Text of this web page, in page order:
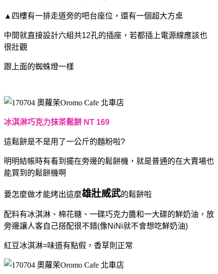
▲四樓有一排走道旁的吧台座位，還有一個超大方桌
中間就直接設計六組共12孔的插座，若都插上電源線應該也
很壯觀
跟上面的蜘蛛燈一樣
冰淇淋巧克力抹茶鬆餅 NT 169
這鬆餅是不是用了一公斤的麵粉啦?
明明結帳時有看到擺在旁邊的鬆餅機，就是普通的在大賣場也
能買到的鬆餅機啊
要怎麼做才能烤出這麼雄壯威武的鬆餅啦
配料有冰淇淋、棉花糖、一碟巧克力醬和一大碟的鮮奶油，放
旁邊讓人客自己搭配很不錯(像NiNi就不會想吃鮮奶油)
紅豆冰淇淋=味道有點假， 香草則正常